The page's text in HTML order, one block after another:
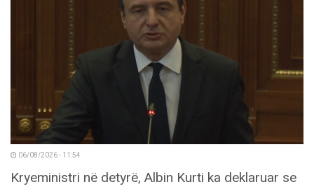
06/08/2026 - 11:54
Kryeministri në detyrë, Albin Kurti ka deklaruar se